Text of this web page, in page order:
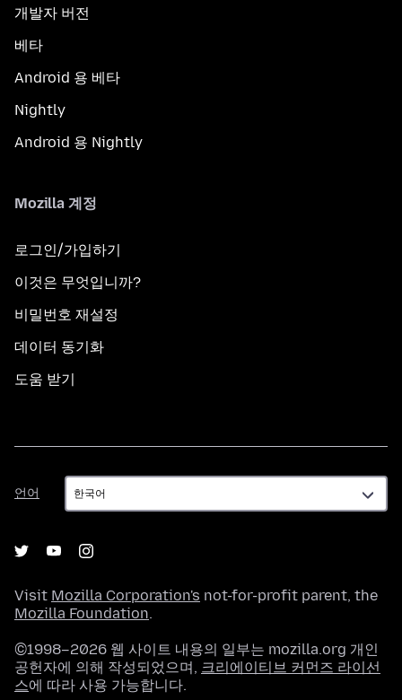
개발자 버전
베타
Android 용 베타
Nightly
Android 용 Nightly
Mozilla 계정
로그인/가입하기
이것은 무엇입니까?
비밀번호 재설정
데이터 동기화
도움 받기
언어
언
어
Visit Mozilla Corporation's not-for-profit parent, the
Mozilla Foundation.
©1998–2026 웹 사이트 내용의 일부는 mozilla.org 개인
공헌자에 의해 작성되었으며, 크리에이티브 커먼즈 라이선
스에 따라 사용 가능합니다.